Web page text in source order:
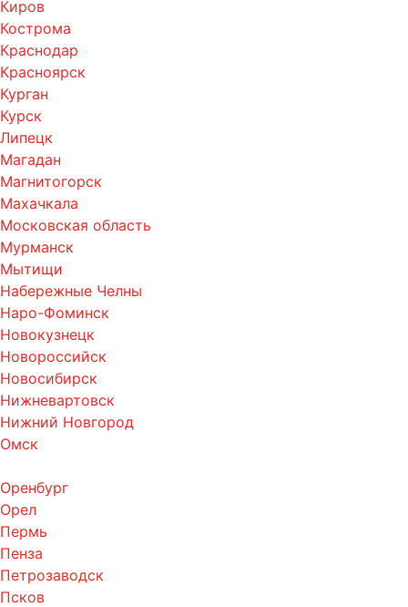
Киров
Кострома
Краснодар
Красноярск
Курган
Курск
Липецк
Магадан
Магнитогорск
Махачкала
Московская область
Мурманск
Мытищи
Набережные Челны
Наро-Фоминск
Новокузнецк
Новороссийск
Новосибирск
Нижневартовск
Нижний Новгород
Омск
Оренбург
Орел
Пермь
Пенза
Петрозаводск
Псков